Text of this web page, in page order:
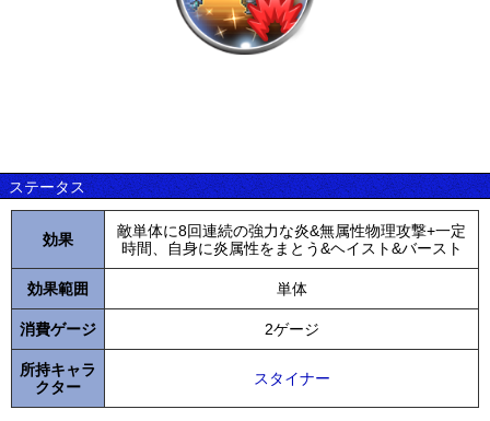
ステータス
効果
敵単体に8回連続の強力な炎&無属性物理攻撃+一定
時間、自身に炎属性をまとう&ヘイスト&バースト
効果範囲 単体
消費ゲージ 2ゲージ
所持キャラ
クター
スタイナー